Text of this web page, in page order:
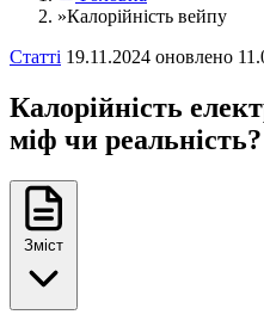
»Калорійність вейпу
Статті 19.11.2024 оновлено
Калорійність
міф чи реальність?
Зміст